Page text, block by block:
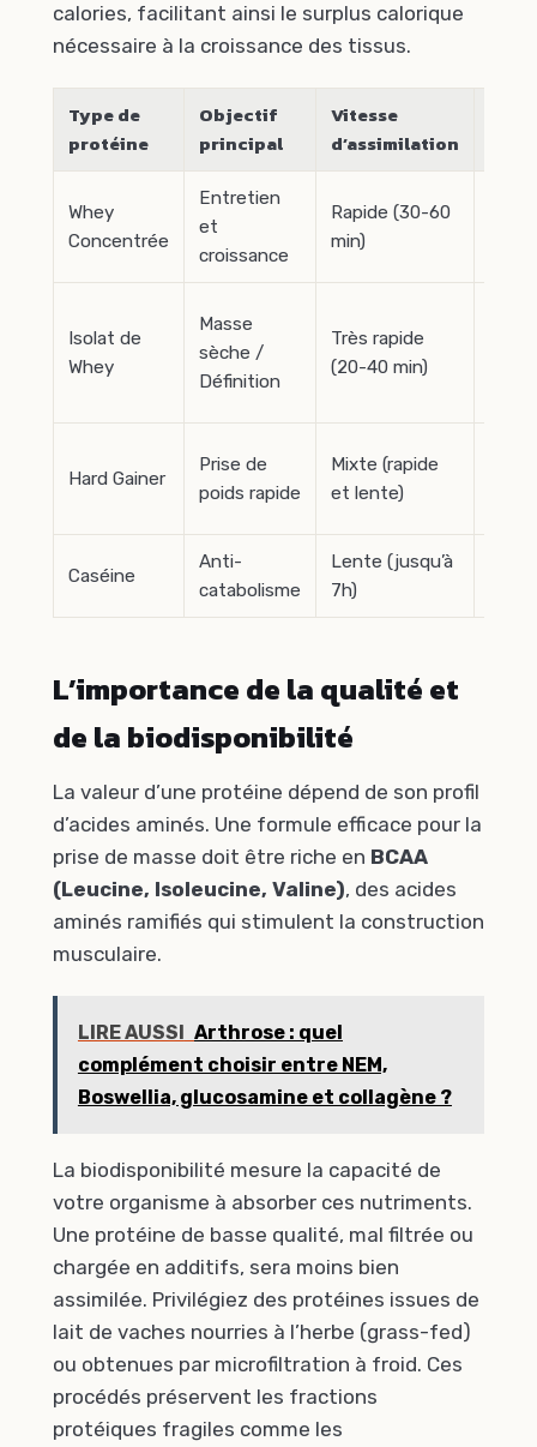
calories, facilitant ainsi le surplus calorique
nécessaire à la croissance des tissus.
Type de
protéine
Objectif
principal
Vitesse
d’assimilation
Whey
Concentrée
Entretien
et
croissance
Rapide (30-60
min)
Isolat de
Whey
Masse
sèche /
Définition
Très rapide
(20-40 min)
Hard Gainer
Prise de
poids rapide
Mixte (rapide
et lente)
Caséine
Anti-
catabolisme
Lente (jusqu’à
7h)
L’importance de la qualité et
de la biodisponibilité
La valeur d’une protéine dépend de son profil
d’acides aminés. Une formule efficace pour la
prise de masse doit être riche en BCAA
(Leucine, Isoleucine, Valine), des acides
aminés ramifiés qui stimulent la construction
musculaire.
LIRE AUSSI Arthrose : quel
complément choisir entre NEM,
Boswellia, glucosamine et collagène ?
La biodisponibilité mesure la capacité de
votre organisme à absorber ces nutriments.
Une protéine de basse qualité, mal filtrée ou
chargée en additifs, sera moins bien
assimilée. Privilégiez des protéines issues de
lait de vaches nourries à l’herbe (grass-fed)
ou obtenues par microfiltration à froid. Ces
procédés préservent les fractions
protéiques fragiles comme les